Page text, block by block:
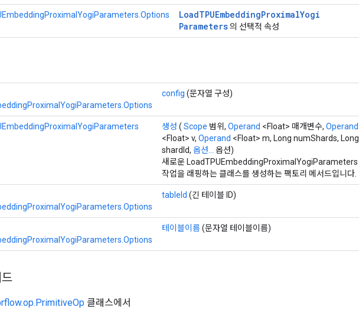
LoadTPUEmbeddingProximalYogi
Parameters의 선택적 속성
config (문자열 구성)
생성 ( Scope 범위, Operand <Float> 매개변수, Operand
<Float> v, Operand <Float> m, Long numShards, Long
shardId, 옵션...
옵션)
새로운 LoadTPUEmbeddingProximalYogiParameters
작업을 래핑하는 클래스를 생성하는 팩토리 메서드입니다.
tableId (긴 테이블 ID)
테이블이름(문자열 테이블이름)
클래스에서